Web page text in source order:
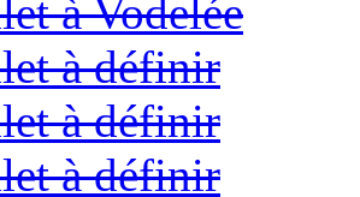
à Vodelée
à définir
à définir
à définir